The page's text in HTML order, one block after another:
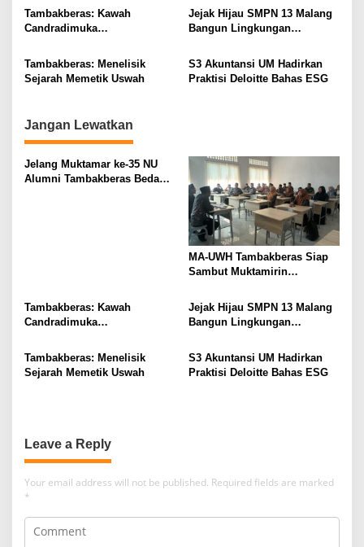
g
a
t
i
n
Tambakberas: Kawah
Candradimuka
Ulama
Jejak Hijau SMPN 13 Malang
Bangun Lingkungan
Tambakberas: Menelisik
Sejarah Memetik Uswah
S3 Akuntansi UM Hadirkan
Praktisi Deloitte Bahas ESG
Jangan Lewatkan
Jelang Muktamar ke-35 NU
Alumni Tambakberas Bedah
MA-UWH Tambakberas Siap
Sambut Muktamirin
Tambakberas: Kawah
Candradimuka
Ulama
Jejak Hijau SMPN 13 Malang
Bangun Lingkungan
Tambakberas: Menelisik
Sejarah Memetik Uswah
S3 Akuntansi UM Hadirkan
Praktisi Deloitte Bahas ESG
Leave a Reply
Your email address will not be published. Required fields are marked
*